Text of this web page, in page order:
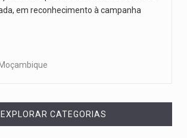
em reconhecimento à campanha
Moçambique
EXPLORAR CATEGORIAS